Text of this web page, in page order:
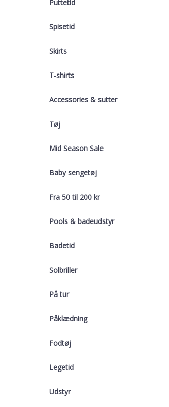
Puttetid
Spisetid
Skirts
T-shirts
Accessories & sutter
Tøj
Mid Season Sale
Baby sengetøj
Fra 50 til 200 kr
Pools & badeudstyr
Badetid
Solbriller
På tur
Påklædning
Fodtøj
Legetid
Udstyr